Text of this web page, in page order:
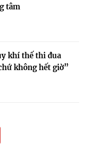
tâm
khí thế thi đua
không hết giờ”